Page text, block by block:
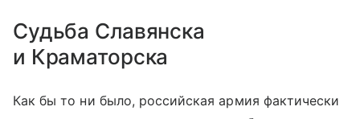
Судьба Славянска
и Краматорска
Как бы то ни было, российская армия фактически